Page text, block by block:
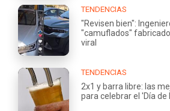
TENDENCIAS
"Revisen bien":
"camuflados"
viral
TENDENCIAS
2x1 y barra libre: las
para celebrar el 'Día de